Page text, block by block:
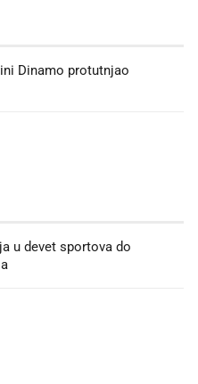
Dinamo protutnjao
u devet sportova do